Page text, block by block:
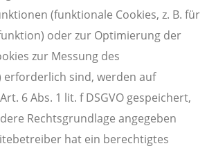
(funktionale Cookies, z. B. für
oder zur Optimierung der
zur Messung des
erforderlich sind, werden auf
6 Abs. 1 lit. f DSGVO gespeichert,
Rechtsgrundlage angegeben
hat ein berechtigtes